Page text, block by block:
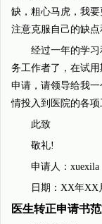
缺，粗心马虎，我
注意克服自己的缺点
经过一年的学习
务工作者了，在试
申请，请领导给我
情投入到医院的各
此致
敬礼!
申请人：xuexila
日期：XX年XX
医生转正申请书